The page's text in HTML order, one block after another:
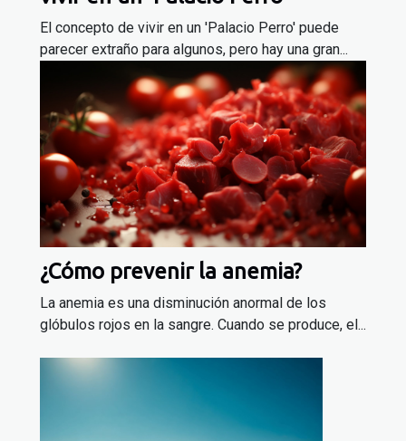
El concepto de vivir en un 'Palacio Perro' puede
parecer extraño para algunos, pero hay una gran...
¿Cómo prevenir la anemia?
La anemia es una disminución anormal de los
glóbulos rojos en la sangre. Cuando se produce, el...